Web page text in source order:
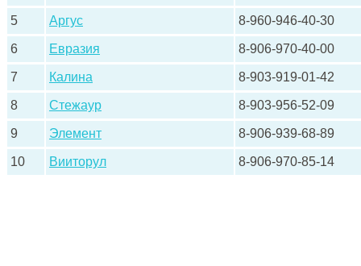
5 Аргус 8-960-946-40-30
6 Евразия 8-906-970-40-00
7 Калина 8-903-919-01-42
8 Стежаур 8-903-956-52-09
9 Элемент 8-906-939-68-89
10 Вииторул 8-906-970-85-14